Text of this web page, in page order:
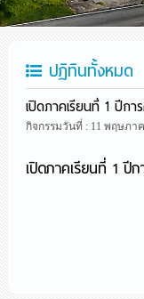
ปฏิทินทั้งหมด
เปิดภาคเรียนที่ 1 ปีกา
กิจกรรมวันที่ : 11 พฤษภา
เปิดภาคเรียนที่ 1 ปี